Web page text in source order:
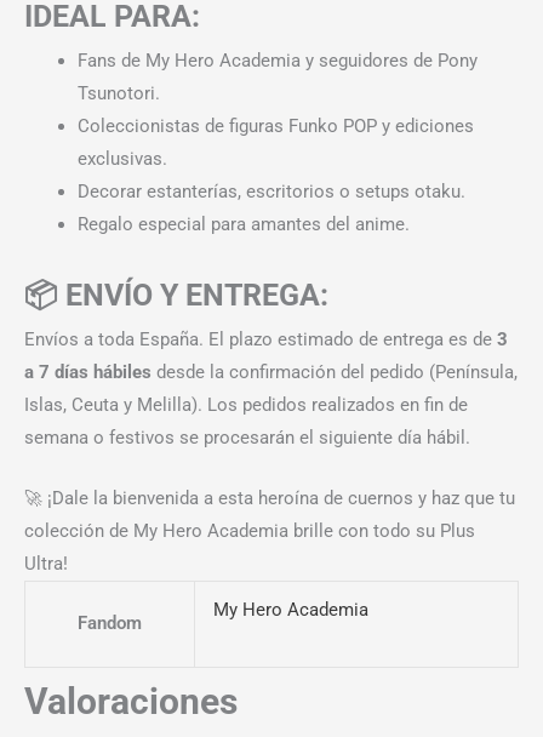
IDEAL PARA:
Fans de My Hero Academia y seguidores de Pony
Tsunotori.
Coleccionistas de figuras Funko POP y ediciones
exclusivas.
Decorar estanterías, escritorios o setups otaku.
Regalo especial para amantes del anime.
📦 ENVÍO Y ENTREGA:
Envíos a toda España. El plazo estimado de entrega es de 3
a 7 días hábiles desde la confirmación del pedido (Península,
Islas, Ceuta y Melilla). Los pedidos realizados en fin de
semana o festivos se procesarán el siguiente día hábil.
🚀 ¡Dale la bienvenida a esta heroína de cuernos y haz que tu
colección de My Hero Academia brille con todo su Plus
Ultra!
Fandom
My Hero Academia
Valoraciones